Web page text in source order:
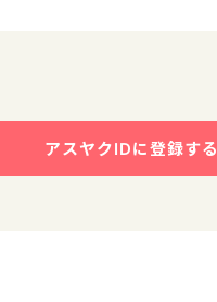
アスヤクIDに登録する